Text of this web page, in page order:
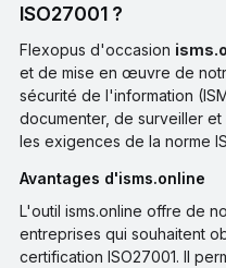
ISO27001 ?
Flexopus d'occasion
et de mise en œuvre de
sécurité de l'information
documenter, de surveiller
les exigences de la norme
Avantages d'isms.online
L'outil isms.online offre de
entreprises qui souhaitent
certification ISO27001. Il